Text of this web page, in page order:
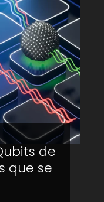
de
que se